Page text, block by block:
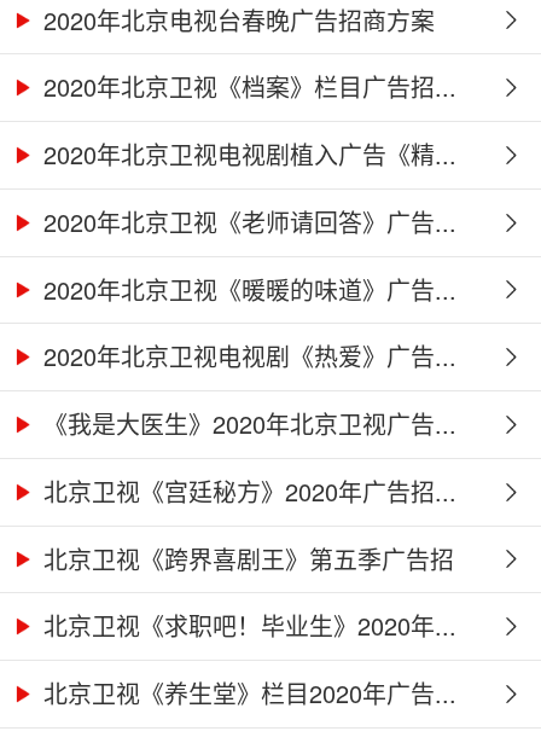
2020年北京电视台春晚广告招商方案
2020年北京卫视《档案》栏目广告招...
2020年北京卫视电视剧植入广告《精...
2020年北京卫视《老师请回答》广告...
2020年北京卫视《暖暖的味道》广告...
2020年北京卫视电视剧《热爱》广告...
《我是大医生》2020年北京卫视广告...
北京卫视《宫廷秘方》2020年广告招...
北京卫视《跨界喜剧王》第五季广告招
商...北京卫视《求职吧！毕业生》2020年...
北京卫视《养生堂》栏目2020年广告...